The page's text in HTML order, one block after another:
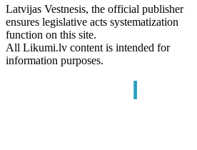
Latvijas Vestnesis, the official publisher
ensures legislative acts systematization
function on this site.
All Likumi.lv content is intended for
information purposes.